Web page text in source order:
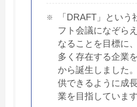
「DRAFT」とい
フト会議になぞら
なることを目標に
多く存在する企業
から誕生しました
供できるように成
業を目指しています